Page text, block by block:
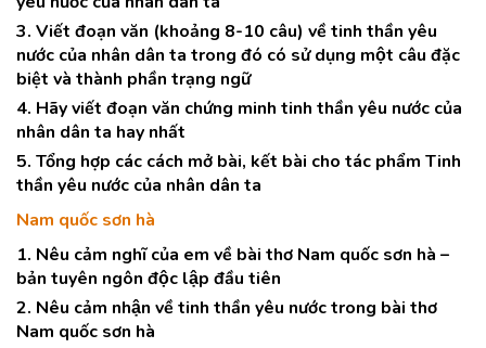
3. Viết đoạn văn (khoảng 8-10 câu) về tinh thần yêu
nước của nhân dân ta trong đó có sử dụng một câu đặc
biệt và thành phần trạng ngữ
4. Hãy viết đoạn văn chứng minh tinh thần yêu nước của
nhân dân ta hay nhất
5. Tổng hợp các cách mở bài, kết bài cho tác phẩm Tinh
thần yêu nước của nhân dân ta
Nam quốc sơn hà
1. Nêu cảm nghĩ của em về bài thơ Nam quốc sơn hà –
bản tuyên ngôn độc lập đầu tiên
2. Nêu cảm nhận về tinh thần yêu nước trong bài thơ
Nam quốc sơn hà